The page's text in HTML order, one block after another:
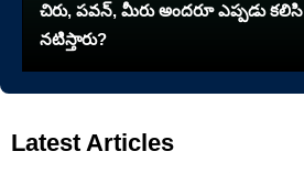
చిరు, పవన్, మీరు అందరూ ఎప్పడు కలిసి
నటిస్తారు?
Latest Articles